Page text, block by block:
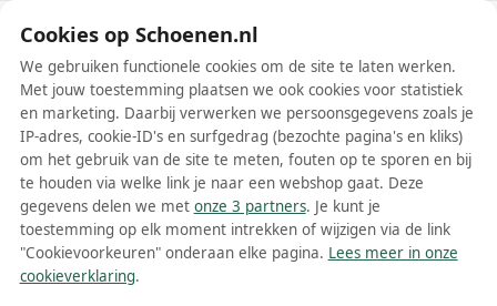
Schoenen.nl
Wis filters Alle filters
Groene CamperLab damesschoenen
Meer lezen
Cookies op Schoenen.nl
We gebruiken functionele cookies om de site te laten werken.
Met jouw toestemming plaatsen we ook cookies voor statistiek
en marketing. Daarbij verwerken we persoonsgegevens zoals je
IP-adres, cookie-ID's en surfgedrag (bezochte pagina's en kliks)
om het gebruik van de site te meten, fouten op te sporen en bij
te houden via welke link je naar een webshop gaat. Deze
gegevens delen we met onze 3 partners. Je kunt je
toestemming op elk moment intrekken of wijzigen via de link
"Cookievoorkeuren" onderaan elke pagina. Lees meer in onze
cookieverklaring.